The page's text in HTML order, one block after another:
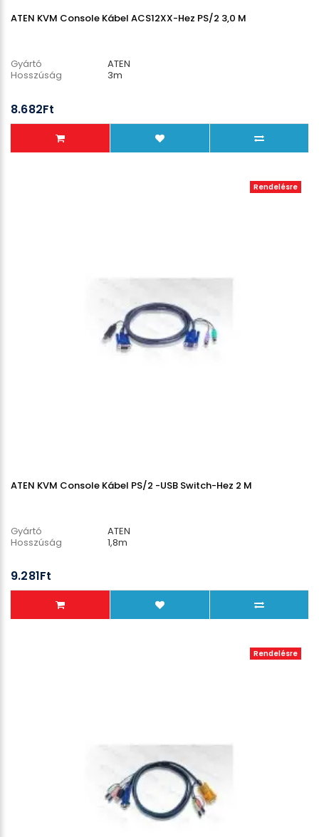
ATEN KVM Console Kábel ACS12XX-Hez PS/2 3,0 M
Gyártó
ATEN
Hosszúság
3m
8.682Ft
Rendelésre
ATEN KVM Console Kábel PS/2 -USB Switch-Hez 2 M
Gyártó
ATEN
Hosszúság
1,8m
9.281Ft
Rendelésre